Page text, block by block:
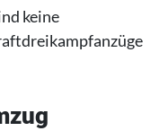
keine